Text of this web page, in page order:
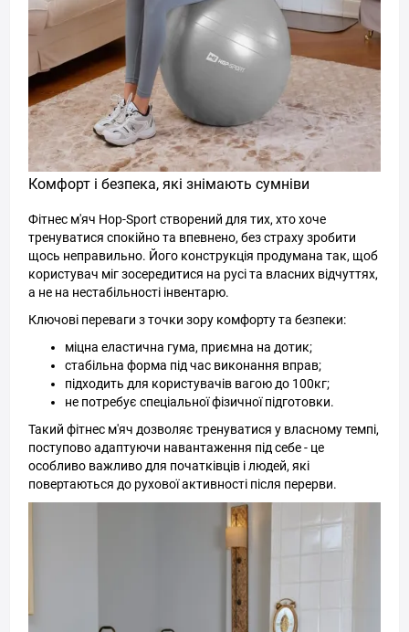
Комфорт і безпека, які знімають сумніви
Фітнес м'яч Hop-Sport створений для тих, хто хоче
тренуватися спокійно та впевнено, без страху зробити
щось неправильно. Його конструкція продумана так, щоб
користувач міг зосередитися на русі та власних відчуттях,
а не на нестабільності інвентарю.
Ключові переваги з точки зору комфорту та безпеки:
міцна еластична гума, приємна на дотик;
стабільна форма під час виконання вправ;
підходить для користувачів вагою до 100кг;
не потребує спеціальної фізичної підготовки.
Такий фітнес м'яч дозволяє тренуватися у власному темпі,
поступово адаптуючи навантаження під себе - це
особливо важливо для початківців і людей, які
повертаються до рухової активності після перерви.